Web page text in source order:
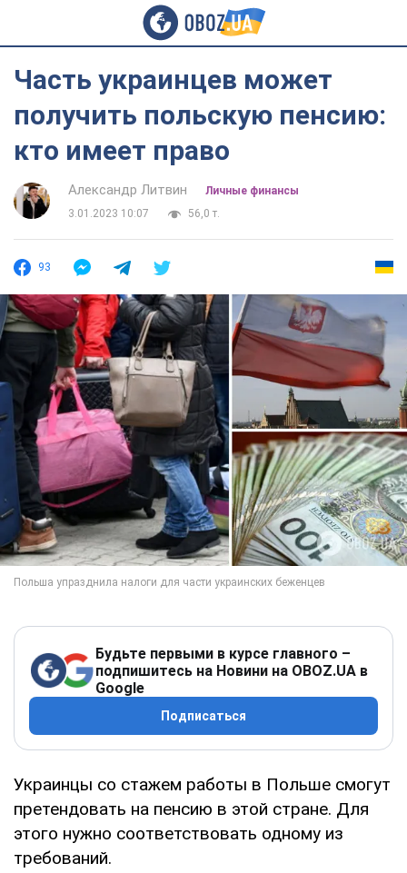
Часть украинцев может
получить польскую пенсию:
кто имеет право
Александр Литвин
Личные финансы
3.01.2023 10:07
56,0 т.
93
Будьте первыми в курсе главного –
подпишитесь на Новини на OBOZ.UA в
Google
Подписаться
Украинцы со стажем работы в Польше смогут
претендовать на пенсию в этой стране. Для
этого нужно соответствовать одному из
требований.